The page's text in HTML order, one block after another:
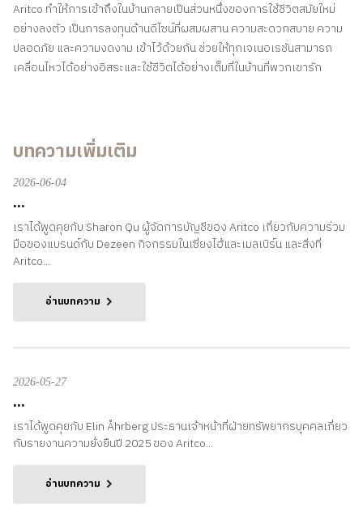
Aritco ทำให้การเข้าถึงในบ้านกลายเป็นส่วนหนึ่งของการใช้ชีวิตสมัยใหม่
อย่างลงตัว เป็นการลงทุนด้านดีไซน์ที่ผสมผสาน ความสะดวกสบาย ความ
ปลอดภัย และความงดงาม เข้าไว้ด้วยกัน ช่วยให้ทุกเจเนอเรชันสามารถ
เคลื่อนไหวได้อย่างอิสระและใช้ชีวิตได้อย่างเต็มที่ในบ้านที่พวกเขารัก
บทความเพิ่มเติม
2026-06-04
...
เราได้พูดคุยกับ Sharon Qu ผู้จัดการบัญชีของ Aritco เกี่ยวกับความร่วม
มือของแบรนด์กับ Dezeen กิจกรรมในเซี่ยงไฮ้และเมลเบิร์น และสิ่งที่
Aritco...
อ่านบทความ
2026-05-27
...
เราได้พูดคุยกับ Elin Åhrberg ประธานเจ้าหน้าที่ฝ่ายทรัพยากรบุคคลเกี่ยว
กับรายงานความยั่งยืนปี 2025 ของ Aritco...
อ่านบทความ